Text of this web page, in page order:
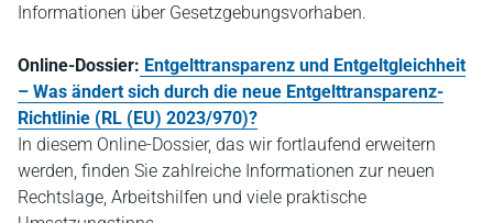
Informationen über Gesetzgebungsvorhaben.
Online-Dossier: Entgelttransparenz und Entgeltgleichheit
– Was ändert sich durch die neue Entgelttransparenz-
Richtlinie (RL (EU) 2023/970)?
In diesem Online-Dossier, das wir fortlaufend erweitern
werden, finden Sie zahlreiche Informationen zur neuen
Rechtslage, Arbeitshilfen und viele praktische